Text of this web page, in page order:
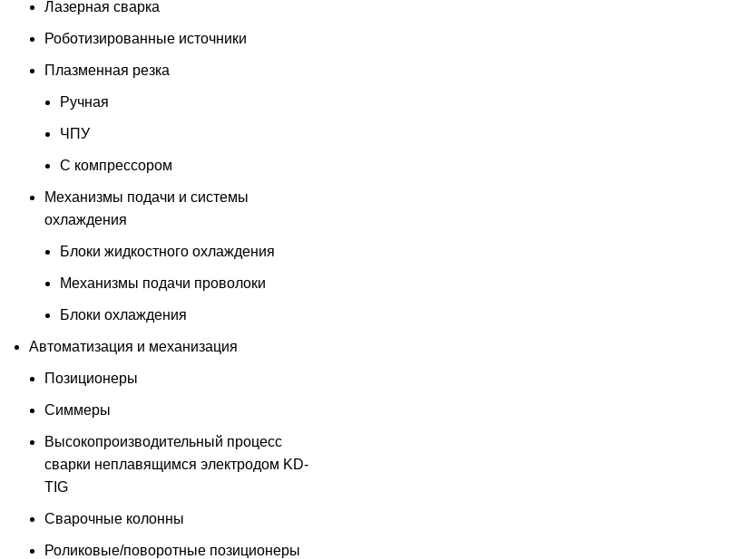
Лазерная сварка
Роботизированные источники
Плазменная резка
Ручная
ЧПУ
С компрессором
Механизмы подачи и системы
охлаждения
Блоки жидкостного охлаждения
Механизмы подачи проволоки
Блоки охлаждения
Автоматизация и механизация
Позиционеры
Симмеры
Высокопроизводительный процесс
сварки неплавящимся электродом KD-
TIG
Сварочные колонны
Роликовые/поворотные позиционеры